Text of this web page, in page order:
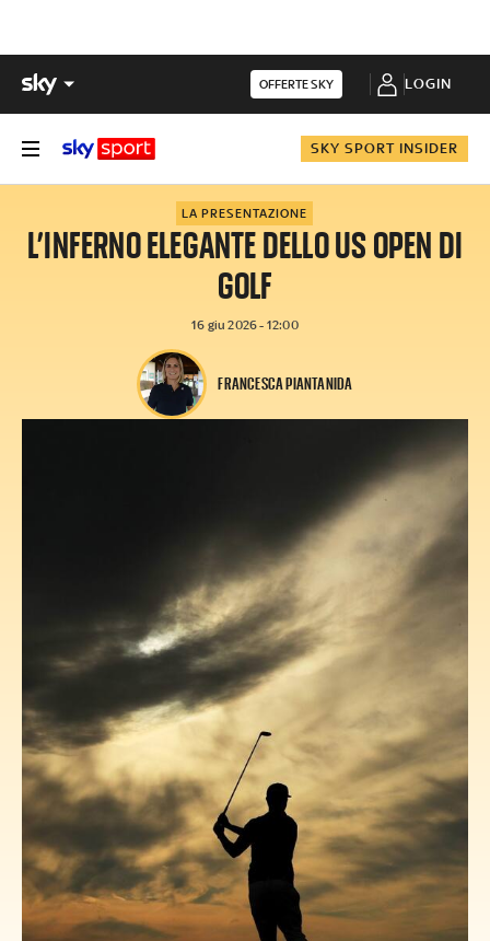
OFFERTE SKY LOGIN
SKY SPORT INSIDER
LA PRESENTAZIONE
L’INFERNO ELEGANTE DELLO US OPEN DI
GOLF
16 giu 2026 - 12:00
FRANCESCA PIANTANIDA